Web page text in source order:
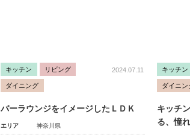
キッチン リビング
ダイニング
2024.07.11
バーラウンジをイメージしたＬＤＫ
エリア 神奈川県
キッチン
ダイニン
キッチ
る、憧